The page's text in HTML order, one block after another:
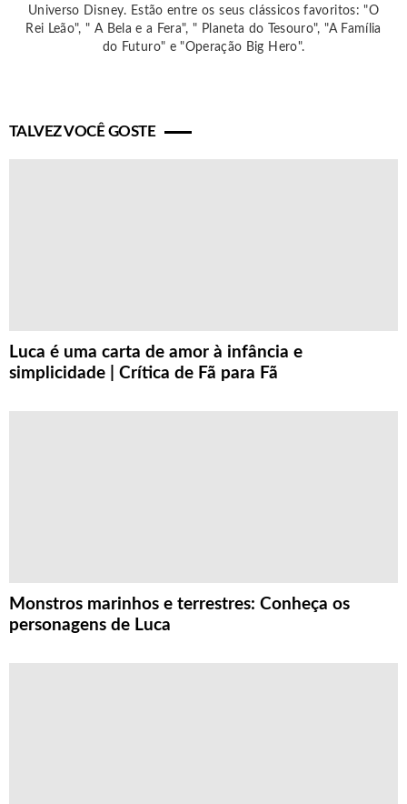
Universo Disney. Estão entre os seus clássicos favoritos: "O
Rei Leão", " A Bela e a Fera", " Planeta do Tesouro", "A Família
do Futuro" e "Operação Big Hero".
TALVEZ VOCÊ GOSTE
Luca é uma carta de amor à infância e
simplicidade | Crítica de Fã para Fã
Monstros marinhos e terrestres: Conheça os
personagens de Luca